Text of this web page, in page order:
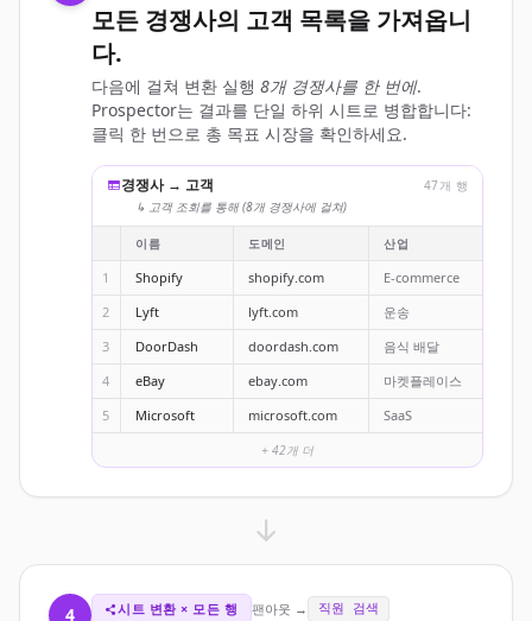
모든 경쟁사의 고객 목록을 가져옵니
다.
다음에 걸쳐 변환 실행 8개 경쟁사를 한 번에.
Prospector는 결과를 단일 하위 시트로 병합합니다:
클릭 한 번으로 총 목표 시장을 확인하세요.
경쟁사 → 고객
47개 행
↳ 고객 조회를 통해 (8개 경쟁사에 걸쳐)
이름 도메인 산업
1 Shopify shopify.com
E-commerce
2
Lyft lyft.com
운송
3
DoorDash doordash.com
음식 배달
4
eBay ebay.com
마켓플레이스
5
Microsoft microsoft.com SaaS
+ 42개 더
4 시트 변환 × 모든 행 팬아웃 → 직원 검색